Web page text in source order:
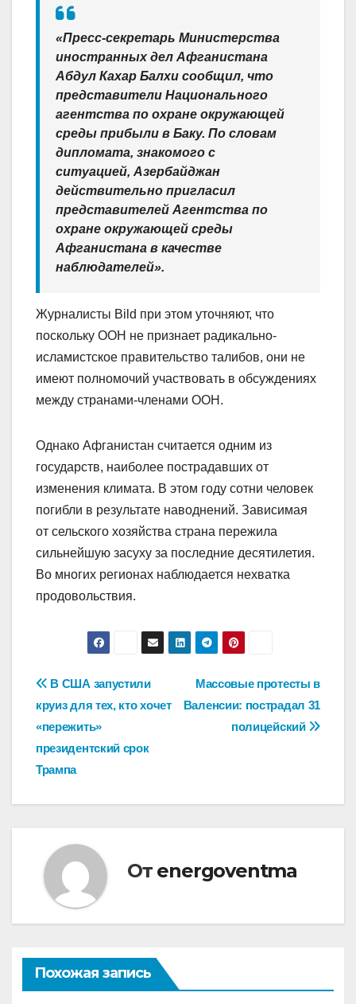
«Пресс-секретарь Министерства
иностранных дел Афганистана
Абдул Кахар Балхи сообщил, что
представители Национального
агентства по охране окружающей
среды прибыли в Баку. По словам
дипломата, знакомого с
ситуацией, Азербайджан
действительно пригласил
представителей Агентства по
охране окружающей среды
Афганистана в качестве
наблюдателей».
Журналисты Bild при этом уточняют, что
поскольку ООН не признает радикально-
исламистское правительство талибов, они не
имеют полномочий участвовать в обсуждениях
между странами-членами ООН.
Однако Афганистан считается одним из
государств, наиболее пострадавших от
изменения климата. В этом году сотни человек
погибли в результате наводнений. Зависимая
от сельского хозяйства страна пережила
сильнейшую засуху за последние десятилетия.
Во многих регионах наблюдается нехватка
продовольствия.
Навигация
по
записям
Массовые протесты в
Валенсии: пострадал 31
полицейский
В США запустили
круиз для тех, кто хочет
«пережить»
президентский срок
Трампа
От energoventma
Похожая запись